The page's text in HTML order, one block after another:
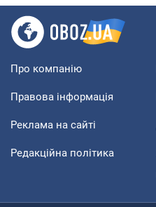
Про компанію
Правова інформація
Реклама на сайті
Редакційна політика